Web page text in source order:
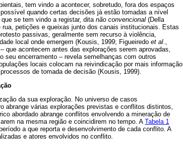
tem vindo a acontecer, sobretudo, fora dos espaços
quando certas decisões já estão tomadas a nível
se tem vindo a registar, dita não convencional (Della
petições e queixas junto dos canais institucionais. Estas
passivas, geralmente sem recurso à violência,
local onde emergem (Kousis, 1999; Figueiredo et al
acontecem antes das explorações serem aprovadas,
seu encerramento – revela semelhanças com outros
locais colocam na reivindicação por mais informação
de tomada de decisão (Kousis, 1999).
da sua exploração. No universo de casos
abrange várias explorações previstas e conflitos distintos,
abordado abrange conflitos envolvendo a mineração de
na mesma região e coincidirem no tempo. ATabela 1
a que reporta e desenvolvimento de cada conflito. A
e atores envolvidos no conflito.